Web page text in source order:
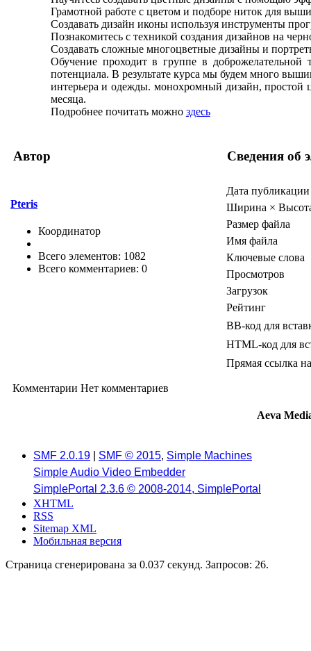
Грамотной работе с цветом и подборе ниток для
Создавать дизайн иконы используя инструменты
Познакомитесь с техникой создания дизайнов на
Создавать сложные многоцветные дизайны и
Обучение проходит в группе в доброжелательной
потенциала. В результате курса мы будем много
интерьера и одежды. монохромный дизайн, простой
месяца.
Подробнее почитать можно здесь
Автор Сведения об
Pteris
Координатор
Всего элементов: 1082
Всего комментариев: 0
Дата публикации
Ширина ×
Размер файла
Имя файла
Ключевые слова
Просмотров
Загрузок
Рейтинг
BB-код для
HTML-код для
Прямая ссылка
Комментарии Нет комментариев
Aeva
SMF 2.0.19 SMF © 2015, Simple Machines
Simple Audio Video Embedder
SimplePortal 2.3.6 © 2008-2014, SimplePortal
XHTML
RSS
Sitemap XML
Мобильная версия
Страница сгенерирована за 0.037 секунд. Запросов: 26.